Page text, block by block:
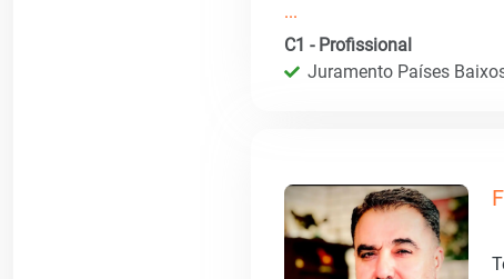
...
C1 - Profissional
Juramento Países